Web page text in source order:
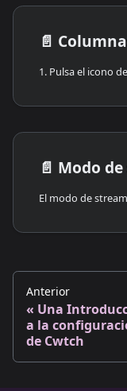
📄️
1. Pulsa el icono
📄️ Modo
Anterior
Una
a la
de Cwtch